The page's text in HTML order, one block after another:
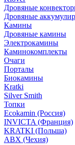
Дровяные
Дровяные
Камины
Дровяные камины
Электрокамины
Каминокомплекты
Очаги
Порталы
Биокамины
Kratki
Silver Smith
Топки
Ecokamin (Россия)
INVICTA (Франция)
KRATKI (Польша)
ABX (Чехия)